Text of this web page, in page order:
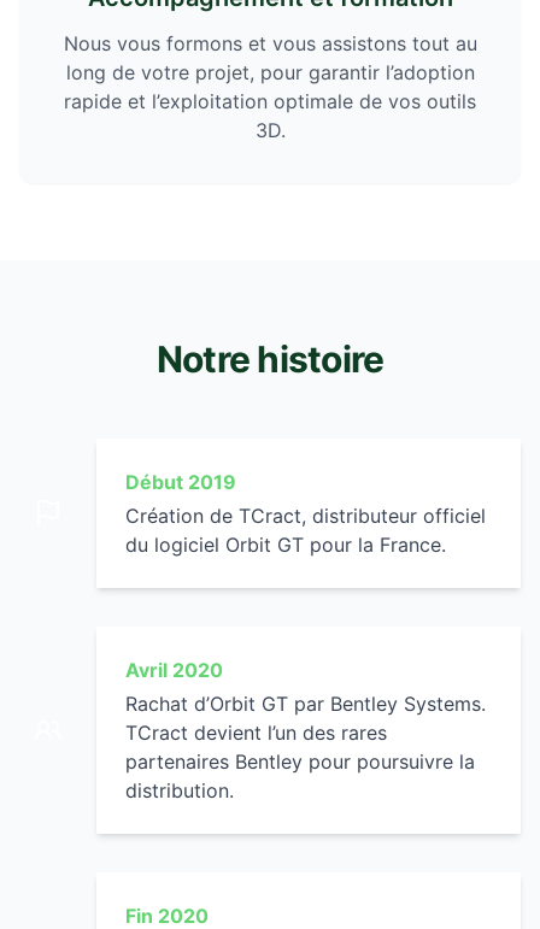
Nous vous formons et vous assistons tout au
long de votre projet, pour garantir l’adoption
rapide et l’exploitation optimale de vos outils
3D.
Notre histoire
Début 2019
Création de TCract, distributeur officiel
du logiciel Orbit GT pour la France.
Avril 2020
Rachat d’Orbit GT par Bentley Systems.
TCract devient l’un des rares
partenaires Bentley pour poursuivre la
distribution.
Fin 2020